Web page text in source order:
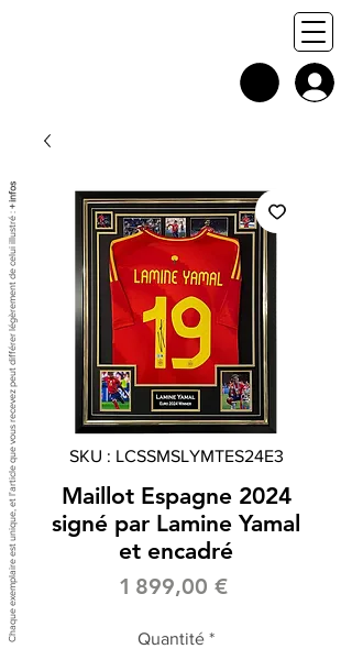
SKU : LCSSMSLYMTES24E3
Maillot Espagne 2024
signé par Lamine Yamal
et encadré
1 899,00 €Prix
Quantité *
Chaque exemplaire est unique, et l'article que vous recevez peut différer légèrement de celui illustré :
+ infos